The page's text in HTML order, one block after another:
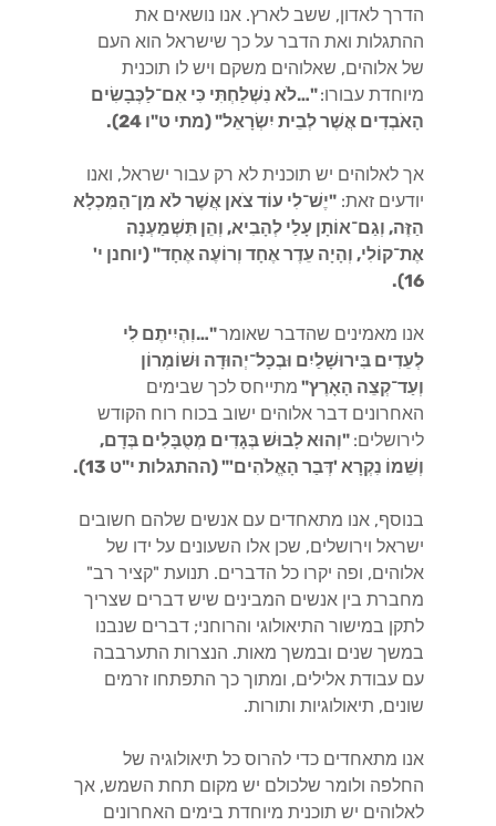
הדרך לאדון, ששב לארץ. אנו נושאים את
ההתגלות ואת הדבר על כך שישראל הוא העם
של אלוהים, שאלוהים משקם ויש לו תוכנית
מיוחדת עבורו:"…לֹא נִשְׁלַחְתִּי כִּי אִם־לַכְּבָשִׂים
הָאֹבְדִים אֲשֶׁר לְבֵית יִשְׂרָאֵל" (מתי ט"ו 24).
אך לאלוהים יש תוכנית לא רק עבור ישראל, ואנו
יודעים זאת: "יֶשׁ־לִי עוֹד צֹאן אֲשֶׁר לֹא מִן־הַמִּכְלָא
הַזֶּה, וְגַם־אוֹתָן עָלַי לְהָבִיא, וְהֵן תִּשְׁמַעְנָה
אֶת־קוֹלִי, וְהָיָה עֵדֶר אֶחָד וְרוֹעֶה אֶחָד" (יוחנן י'
16).
אנו מאמינים שהדבר שאומר"…וִהְיִיתֶם לִי
לְעֵדִים בִּירוּשָׁלַיִם וּבְכָל־יְהוּדָה וּשׁוֹמְרוֹן
וְעַד־קְצֵה הָאָרֶץ" מתייחס לכך שבימים
האחרונים דבר אלוהים ישוב בכוח רוח הקודש
לירושלים: "וְהוּא לָבוּשׁ בְּגָדִים מְטֻבָּלִים בְּדָם,
וְשֵׁמוֹ נִקְרָא 'דְּבַר הָאֱלֹהִים'" (ההתגלות י"ט 13).
בנוסף, אנו מתאחדים עם אנשים שלהם חשובים
ישראל וירושלים, שכן אלו השעונים על ידו של
אלוהים, ופה יקרו כל הדברים. תנועת "קציר רב"
מחברת בין אנשים המבינים שיש דברים שצריך
לתקן במישור התיאולוגי והרוחני; דברים שנבנו
במשך שנים ובמשך מאות. הנצרות התערבבה
עם עבודת אלילים, ומתוך כך התפתחו זרמים
שונים, תיאולוגיות ותורות.
אנו מתאחדים כדי להרוס כל תיאולוגיה של
החלפה ולומר שלכולם יש מקום תחת השמש, אך
לאלוהים יש תוכנית מיוחדת בימים האחרונים